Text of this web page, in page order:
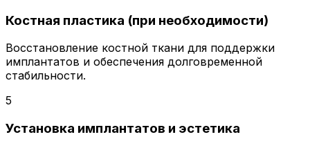
Костная пластика (при необходимости)
Восстановление костной ткани для поддержки
имплантатов и обеспечения долговременной
стабильности.
5
Установка имплантатов и эстетика